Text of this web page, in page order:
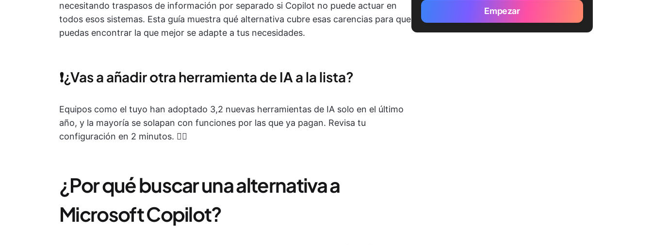
necesitando traspasos de información por separado si Copilot no puede actuar en
todos esos sistemas. Esta guía muestra qué alternativa cubre esas carencias para que
puedas encontrar la que mejor se adapte a tus necesidades.
❗️¿Vas a añadir otra herramienta de IA a la lista?
Equipos como el tuyo han adoptado 3,2 nuevas herramientas de IA solo en el último
año, y la mayoría se solapan con funciones por las que ya pagan. Revisa tu
configuración en 2 minutos. 👇🏼
¿Por qué buscar una alternativa a
Microsoft Copilot?
Empezar